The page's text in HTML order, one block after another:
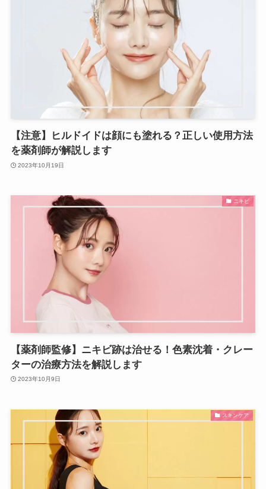
【注意】ヒルドイドは顔にも塗れる？正しい使用方法
を薬剤師が解説します
2023年10月19日
ニキビ
【薬剤師監修】ニキビ跡は治せる！色素沈着・クレー
ターの治療方法を解説します
2023年10月9日
スキンケア